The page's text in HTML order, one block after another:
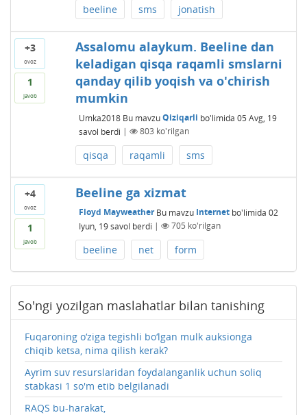
beeline sms jonatish
+3
ovoz
1
javob
Assalomu alaykum. Beeline dan
keladigan qisqa raqamli smslarni
qanday qilib yoqish va o'chirish
mumkin
Umka2018 Bu mavzuQiziqarli bo'limida 05 Avg, 19
savol berdi | 803 ko'rilgan
qisqa raqamli sms
+4
ovoz
1
javob
Beeline ga xizmat
Floyd Mayweather Bu mavzu Internetbo'limida 02
Iyun, 19 savol berdi | 705 ko'rilgan
beeline net form
So'ngi yozilgan maslahatlar bilan tanishing
Fuqaroning o‘ziga tegishli bo‘lgan mulk auksionga
chiqib ketsa, nima qilish kerak?
Ayrim suv resurslaridan foydalanganlik uchun soliq
stabkasi 1 so'm etib belgilanadi
RAQS bu-harakat,